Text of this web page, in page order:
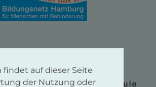
findet auf dieser Seite
der Nutzung oder